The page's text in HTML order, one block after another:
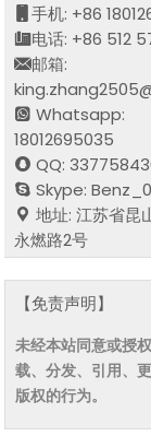
手机: +86
电话: +86 512
邮箱:
Whatsapp:
18012695035
QQ:
Skype:
地址: 江苏省昆
永燃路2号
【免责声明】
未经本站同意或授
载、分发、引用、
版权的行为。